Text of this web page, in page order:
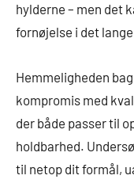
hylderne – men det
fornøjelse i det
Hemmeligheden
kompromis med
der både passer til
holdbarhed.
til netop dit formål,